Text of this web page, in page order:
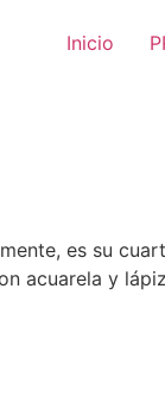
Inicio
es su
acuarela y